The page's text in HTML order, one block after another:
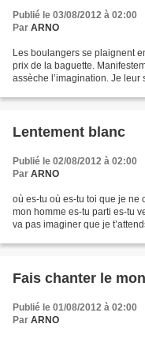
Publié le 03/08/2012 à 02:00
Par ARNO
Les boulangers se plaignent
prix de la baguette.
assèche l’imagination. Je
Lentement blanc
Publié le 02/08/2012 à 02:00
Par ARNO
où es-tu où es-tu toi que je ne
mon homme es-tu parti es-tu
va pas imaginer que je
Fais chanter le
Publié le 01/08/2012 à 02:00
Par ARNO